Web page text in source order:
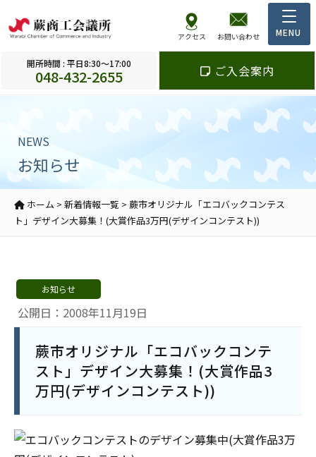
アクセス お問い合わせ
開所時間 : 平日8:30～17:00
048-432-2655 ご入会案内
NEWS
お知らせ
ホーム > 新着情報一覧 > 蕨市オリジナル「エコバックコンテス
ト」デザイン大募集！(大賞作品3万円(デザインコンテスト))
公開日：2008年11月19日
お知らせ
蕨市オリジナル「エコバックコンテ
スト」デザイン大募集！(大賞作品3
万円(デザインコンテスト))